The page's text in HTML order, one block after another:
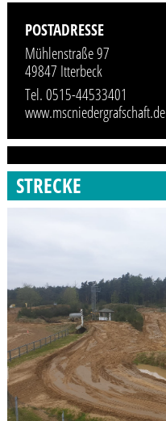
POSTADRESSE
Mühlenstraße 97
49847 Itterbeck
Tel. 0515-44533401
www.mscniedergrafschaft.de
STRECKE